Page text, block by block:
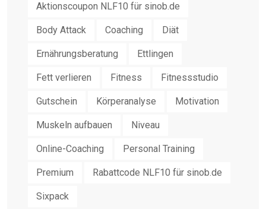
Aktionscoupon NLF10 für sinob.de
Body Attack Coaching Diät
Ernährungsberatung Ettlingen
Fett verlieren Fitness Fitnessstudio
Gutschein Körperanalyse Motivation
Muskeln aufbauen Niveau
Online-Coaching Personal Training
Premium Rabattcode NLF10 für sinob.de
Sixpack